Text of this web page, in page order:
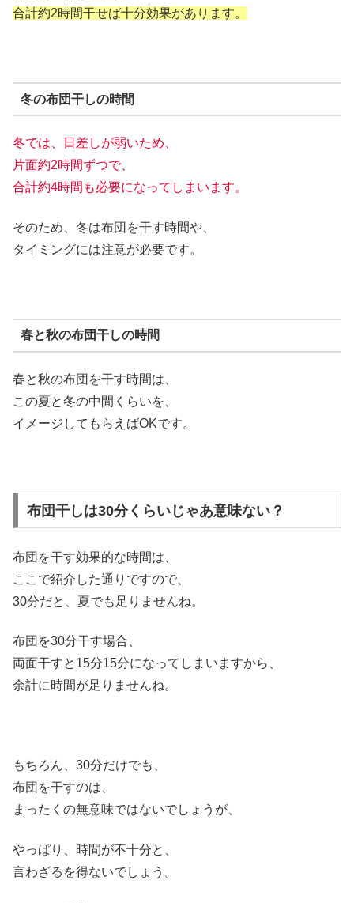
合計約2時間干せば十分効果があります。
冬の布団干しの時間
冬では、日差しが弱いため、
片面約2時間ずつで、
合計約4時間も必要になってしまいます。
そのため、冬は布団を干す時間や、
タイミングには注意が必要です。
春と秋の布団干しの時間
春と秋の布団を干す時間は、
この夏と冬の中間くらいを、
イメージしてもらえばOKです。
布団干しは30分くらいじゃあ意味ない？
布団を干す効果的な時間は、
ここで紹介した通りですので、
30分だと、夏でも足りませんね。
布団を30分干す場合、
両面干すと15分15分になってしまいますから、
余計に時間が足りませんね。
もちろん、30分だけでも、
布団を干すのは、
まったくの無意味ではないでしょうが、
やっぱり、時間が不十分と、
言わざるを得ないでしょう。